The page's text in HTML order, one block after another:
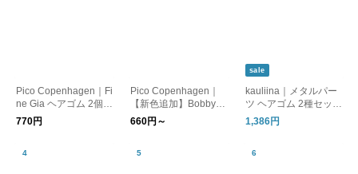
Pico Copenhagen｜Fi
ne Gia ヘアゴム 2個セ
ット 【メール便】
770円
Pico Copenhagen｜
【新色追加】Bobby
(ボビー) ヘアピン【メ
ール便】
660円～
sale
kauliina｜メタルパー
ツ ヘアゴム 2種セット
／ プレゼント ギフト
1,386円